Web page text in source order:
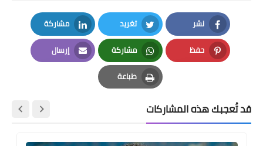
نشر
Facebook
تغريد
Twitter
مشاركة
LinkedIn
حفظ
Pinterest
مشاركة
Whatsapp
إرسال
Email
طباعة
Print
قد تُعجبك هذه المشاركات